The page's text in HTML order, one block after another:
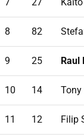
8 82
9 25 Raul
10 14 Tony
11 12 Filip